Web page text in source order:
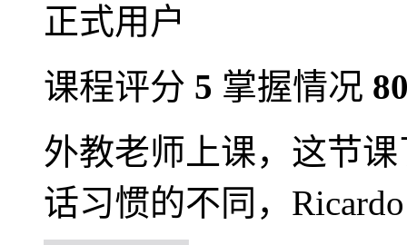
正式用户
课程评分 5 掌握情况
外教老师上课，这节
话习惯的不同，